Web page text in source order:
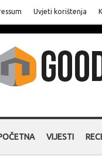
Uvjeti korištenja
VIJESTI